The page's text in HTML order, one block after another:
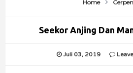
Home Cerpen
Seekor Anjing Dan
Juli 03, 2019